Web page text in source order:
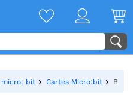
micro: bit Cartes Micro:bit BBC